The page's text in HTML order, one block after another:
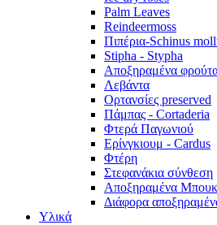
Palm Leaves
Reindeermoss
Πιπέρια-Schinus
Stipha - Stypha
Αποξηραμένα
Λεβάντα
Ορτανσίες preserved
Πάμπας - Cortaderia
Φτερά Παγωνιού
Ερίνγκιουμ - Cardus
Φτέρη
Στεφανάκια σύνθεση
Αποξηραμένα
Διάφορα
Υλικά